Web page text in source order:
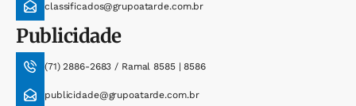
classificados@grupoatarde.com.br
Publicidade
(71) 2886-2683 / Ramal 8585 | 8586
publicidade@grupoatarde.com.br